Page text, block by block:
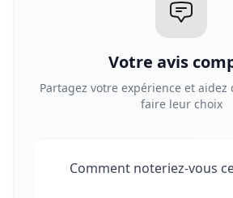
Votre avis
Partagez votre expérience et aidez
faire leur choix
Comment noteriez-vous